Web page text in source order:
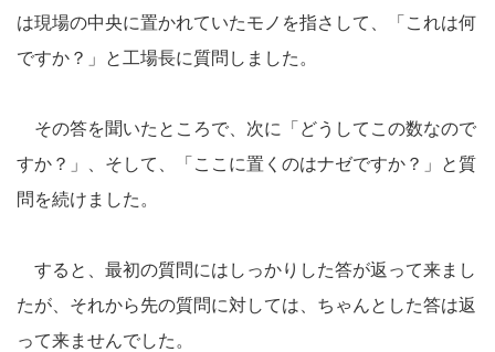
は現場の中央に置かれていたモノを指さして、「これは何
ですか？」と工場長に質問しました。
その答を聞いたところで、次に「どうしてこの数なので
すか？」、そして、「ここに置くのはナゼですか？」と質
問を続けました。
すると、最初の質問にはしっかりした答が返って来まし
たが、それから先の質問に対しては、ちゃんとした答は返
って来ませんでした。